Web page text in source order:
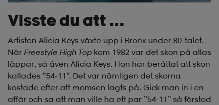
Visste du att …
Artisten Alicia Keys växte upp i Bronx under 80-talet.
När Freestyle High Top kom 1982 var det skon på allas
läppar, så även Alicia Keys. Hon har berättat att skon
kallades ”54-11”. Det var nämligen det skorna
kostade efter att momsen lagts på. Gick man in i en
affär och sa att man ville ha ett par ”54-11” så förstod